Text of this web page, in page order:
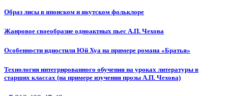
Образ лисы в японском и якутском фольклоре
Жанровое своеобразие одноактных пьес А.П. Чехова
Особенности идиостиля Юй Хуа на примере романа «Братья»
Технология интегрированного обучения на уроках литературы в
старших классах (на примере изучения прозы А.П. Чехова)